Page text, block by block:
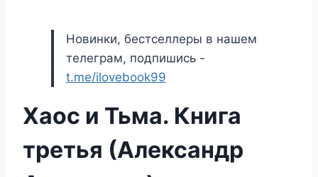
Новинки, бестселлеры в нашем
телеграм, подпишись -
t.me/ilovebook99
Хаос и Тьма. Книга
третья (Александр